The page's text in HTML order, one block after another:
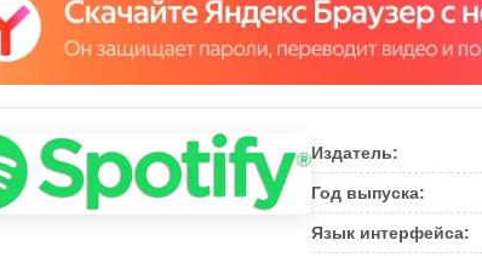
Издатель:
Год выпуска:
Язык интерфейса: